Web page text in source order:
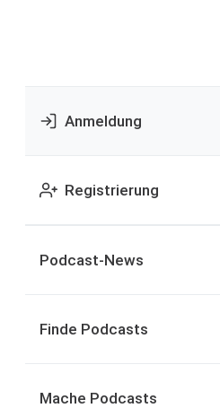
Anmeldung
Registrierung
Podcast-News
Finde Podcasts
Mache Podcasts